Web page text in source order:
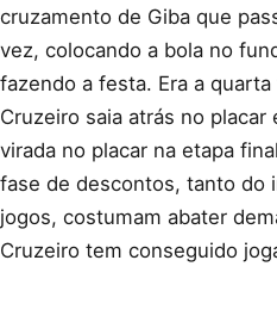
cruzamento de Giba que
vez, colocando a bola no
fazendo a festa. Era a
Cruzeiro saia atrás no
virada no placar na etapa
fase de descontos, tanto do
jogos, costumam abater
Cruzeiro tem conseguido